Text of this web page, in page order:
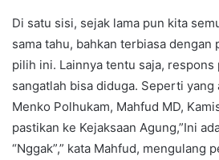
Di satu sisi, sejak lama pun kita
sama tahu, bahkan terbiasa dengan
pilih ini. Lainnya tentu saja,
sangatlah bisa diduga. Seperti yang
Menko Polhukam, Mahfud MD,
pastikan ke Kejaksaan Agung,”Ini
“Nggak”,” kata Mahfud, mengulang